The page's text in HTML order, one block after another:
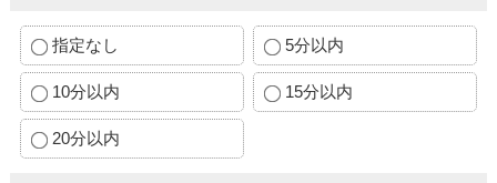
指定なし 5分以内
10分以内 15分以内
20分以内